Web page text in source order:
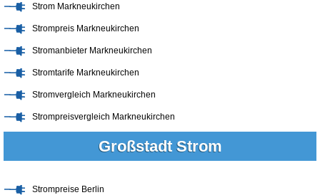
Strom Markneukirchen
Strompreis Markneukirchen
Stromanbieter Markneukirchen
Stromtarife Markneukirchen
Stromvergleich Markneukirchen
Strompreisvergleich Markneukirchen
Großstadt Strom
Strompreise Berlin